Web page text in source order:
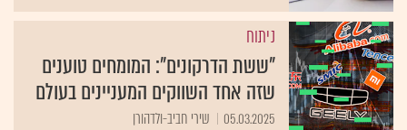
ניתוח
"ששת הדרקונים": המומחים טוענים
שזה אחד השווקים המעניינים בעולם
05.03.2025 שירי חביב-ולדהורן